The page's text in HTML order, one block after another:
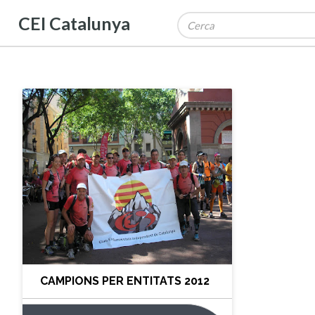
CEI Catalunya
CAMPIONS PER ENTITATS 2012